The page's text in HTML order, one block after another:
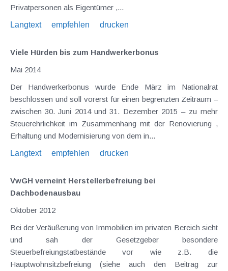
Privatpersonen als Eigentümer ,...
Langtext
empfehlen drucken
Viele Hürden bis zum Handwerkerbonus
Mai 2014
Der Handwerkerbonus wurde Ende März im Nationalrat
beschlossen und soll vorerst für einen begrenzten Zeitraum –
zwischen 30. Juni 2014 und 31. Dezember 2015 – zu mehr
Steuerehrlichkeit im Zusammenhang mit der Renovierung ,
Erhaltung und Modernisierung von dem in...
Langtext
empfehlen drucken
VwGH verneint Herstellerbefreiung bei
Dachbodenausbau
Oktober 2012
Bei der Veräußerung von Immobilien im privaten Bereich sieht
und sah der Gesetzgeber besondere
Steuerbefreiungstatbestände vor wie z.B. die
Hauptwohnsitzbefreiung (siehe auch den Beitrag zur